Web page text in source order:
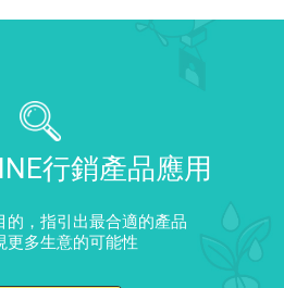
行銷產品應用
的，指引出最合適的產品
更多生意的可能性